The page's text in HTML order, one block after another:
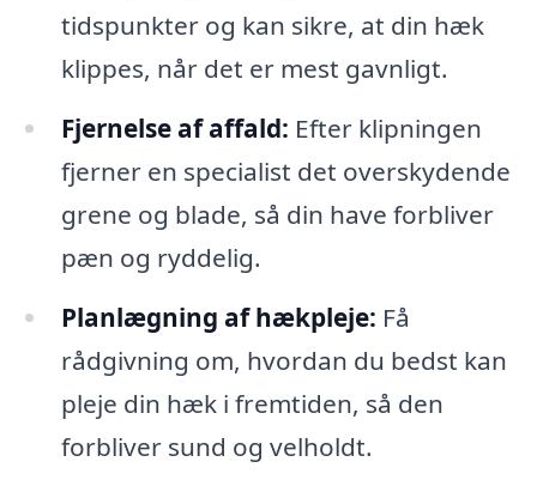
tidspunkter og kan sikre, at din hæk
klippes, når det er mest gavnligt.
Fjernelse af affald: Efter klipningen
fjerner en specialist det overskydende
grene og blade, så din have forbliver
pæn og ryddelig.
Planlægning af hækpleje: Få
rådgivning om, hvordan du bedst kan
pleje din hæk i fremtiden, så den
forbliver sund og velholdt.